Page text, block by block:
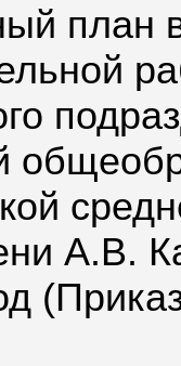
план
А.В.